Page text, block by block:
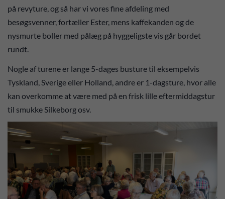
på revyture, og så har vi vores fine afdeling med
besøgsvenner, fortæller Ester, mens kaffekanden og de
nysmurte boller med pålæg på hyggeligste vis går bordet
rundt.
Nogle af turene er lange 5-dages busture til eksempelvis
Tyskland, Sverige eller Holland, andre er 1-dagsture, hvor alle
kan overkomme at være med på en frisk lille eftermiddagstur
til smukke Silkeborg osv.